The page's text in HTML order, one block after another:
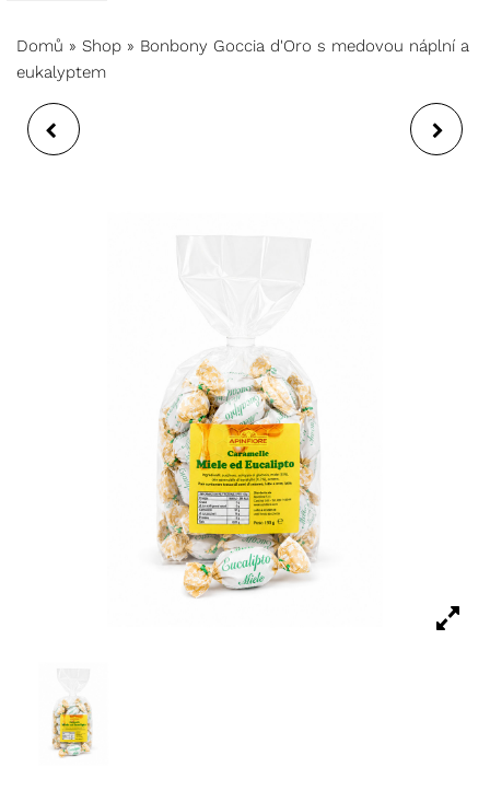
Domů » Shop » Bonbony Goccia d'Oro s medovou náplní a
eukalyptem
GEL NA OBLIČEJ